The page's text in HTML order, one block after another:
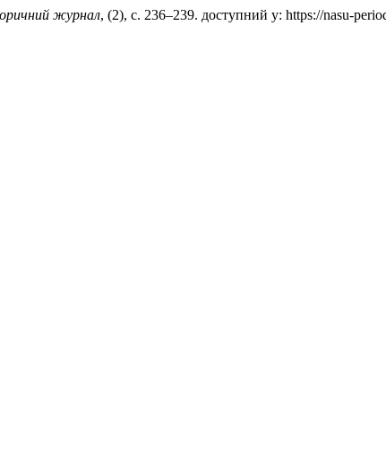
журнал, (2), с. 236–239. доступний у: https://nasu-